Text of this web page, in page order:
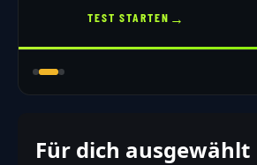
TEST STARTEN →
Für dich ausgewählt